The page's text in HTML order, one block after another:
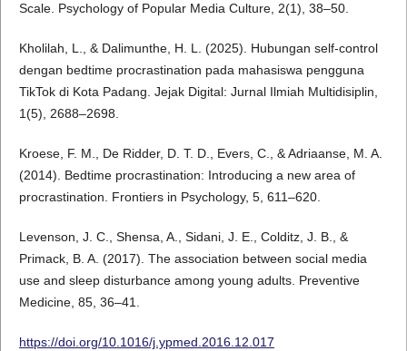
Scale. Psychology of Popular Media Culture, 2(1), 38–50.
Kholilah, L., & Dalimunthe, H. L. (2025). Hubungan self-control
dengan bedtime procrastination pada mahasiswa pengguna
TikTok di Kota Padang. Jejak Digital: Jurnal Ilmiah Multidisiplin,
1(5), 2688–2698.
Kroese, F. M., De Ridder, D. T. D., Evers, C., & Adriaanse, M. A.
(2014). Bedtime procrastination: Introducing a new area of
procrastination. Frontiers in Psychology, 5, 611–620.
Levenson, J. C., Shensa, A., Sidani, J. E., Colditz, J. B., &
Primack, B. A. (2017). The association between social media
use and sleep disturbance among young adults. Preventive
Medicine, 85, 36–41.
https://doi.org/10.1016/j.ypmed.2016.12.017